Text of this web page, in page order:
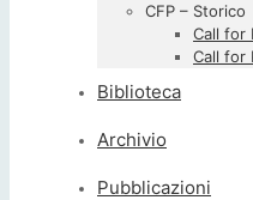
CFP – Storico
Call for
Call for
Biblioteca
Archivio
Pubblicazioni